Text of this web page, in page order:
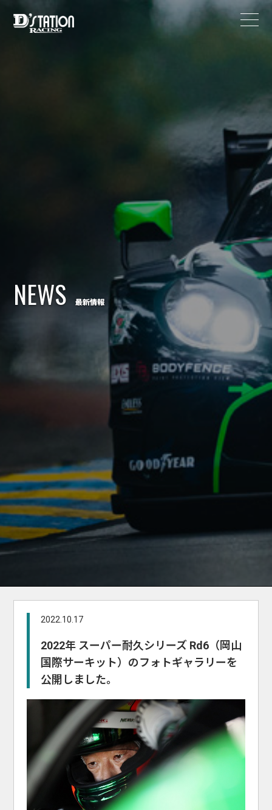
NEWS 最新情報
2022.10.17
2022年 スーパー耐久シリーズ Rd6（岡山
国際サーキット）のフォトギャラリーを
公開しました。